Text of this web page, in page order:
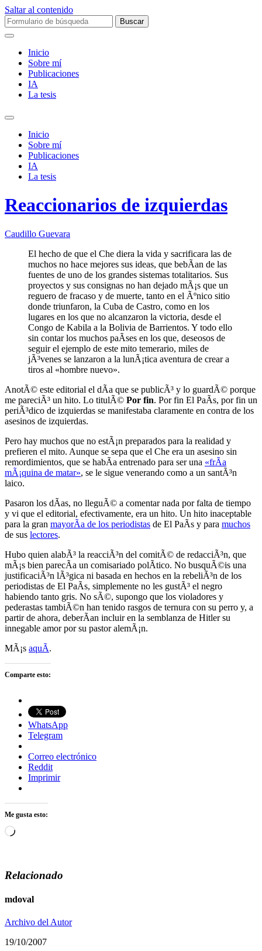
Saltar al contenido
Buscar:
Inicio
Sobre mí­
Publicaciones
IA
La tesis
Alternar
campo
búsqueda
Inicio
Sobre mí­
Publicaciones
IA
La tesis
Reaccionarios de izquierdas
Caudillo Guevara
El hecho de que el Che diera la vida y sacrificara las de
muchos no hace mejores sus ideas, que bebÃ­an de las
fuentes de uno de los grandes sistemas totalitarios. Sus
proyectos y sus consignas no han dejado mÃ¡s que un
reguero de fracaso y de muerte, tanto en el Ãºnico sitio
donde triunfaron, la Cuba de Castro, como en los
lugares en los que no alcanzaron la victoria, desde el
Congo de Kabila a la Bolivia de Barrientos. Y todo ello
sin contar los muchos paÃ­ses en los que, deseosos de
seguir el ejemplo de este mito temerario, miles de
jÃ³venes se lanzaron a la lunÃ¡tica aventura de crear a
tiros al «hombre nuevo».
AnotÃ© este editorial el dÃ­a que se publicÃ³ y lo guardÃ© porque
me pareciÃ³ un hito. Lo titulÃ© Por fin. Por fin El PaÃ­s, por fin un
periÃ³dico de izquierdas se manifestaba claramente en contra de los
asesinos de izquierdas.
Pero hay muchos que no estÃ¡n preparados para la realidad y
prefieren el mito. Aunque se sepa que el Che era un asesino sin
remordimientos, que se habÃ­a entrenado para ser una «frÃ­a
mÃ¡quina de matar», se le sigue venerando como a un santÃ³n
laico.
Pasaron los dÃ­as, no lleguÃ© a comentar nada por falta de tiempo
y vi que el editorial, efectivamente, era un hito. Un hito inaceptable
para la gran mayorÃ­a de los periodistas de El PaÃ­s y para muchos
de sus lectores.
Hubo quien alabÃ³ la reacciÃ³n del comitÃ© de redacciÃ³n, que
mÃ¡s bien parecÃ­a un comisariado polÃ­tico. No busquÃ©is una
justificaciÃ³n lÃ³gica ni basada en hechos en la rebeliÃ³n de los
periodistas de El PaÃ­s, simplemente no les gustÃ³ el negro
habiendo tanto gris. No sÃ©, supongo que los violadores y
pederastas tambiÃ©n han tenido rasgos de ternura con su perro y, a
partir de ahora, deberÃ­an incluir en la semblanza de Hitler su
innegable amor por su pastor alemÃ¡n.
MÃ¡s aquÃ­.
Comparte esto:
WhatsApp
Telegram
Correo electrónico
Reddit
Imprimir
Me gusta esto:
Cargando...
Relacionado
mdoval
Archivo del Autor
19/10/2007